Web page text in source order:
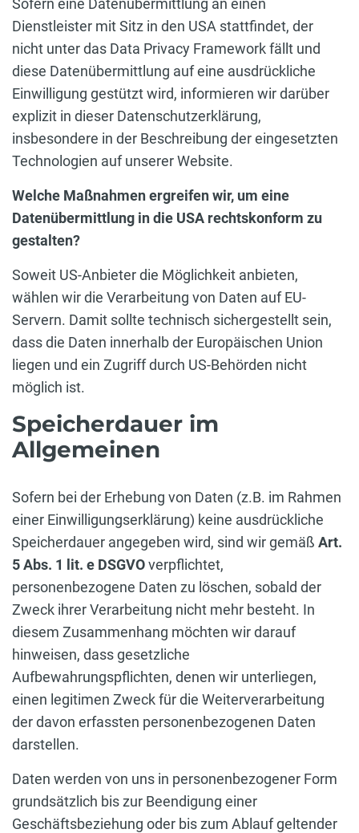
Sofern eine Datenübermittlung an einen
Dienstleister mit Sitz in den USA stattfindet, der
nicht unter das Data Privacy Framework fällt und
diese Datenübermittlung auf eine ausdrückliche
Einwilligung gestützt wird, informieren wir darüber
explizit in dieser Datenschutzerklärung,
insbesondere in der Beschreibung der eingesetzten
Technologien auf unserer Website.
Welche Maßnahmen ergreifen wir, um eine
Datenübermittlung in die USA rechtskonform zu
gestalten?
Soweit US-Anbieter die Möglichkeit anbieten,
wählen wir die Verarbeitung von Daten auf EU-
Servern. Damit sollte technisch sichergestellt sein,
dass die Daten innerhalb der Europäischen Union
liegen und ein Zugriff durch US-Behörden nicht
möglich ist.
Speicherdauer im
Allgemeinen
Sofern bei der Erhebung von Daten (z.B. im Rahmen
einer Einwilligungserklärung) keine ausdrückliche
Speicherdauer angegeben wird, sind wir gemäß Art.
5 Abs. 1 lit. e DSGVOverpflichtet,
personenbezogene Daten zu löschen, sobald der
Zweck ihrer Verarbeitung nicht mehr besteht. In
diesem Zusammenhang möchten wir darauf
hinweisen, dass gesetzliche
Aufbewahrungspflichten, denen wir unterliegen,
einen legitimen Zweck für die Weiterverarbeitung
der davon erfassten personenbezogenen Daten
darstellen.
Daten werden von uns in personenbezogener Form
grundsätzlich bis zur Beendigung einer
Geschäftsbeziehung oder bis zum Ablauf geltender